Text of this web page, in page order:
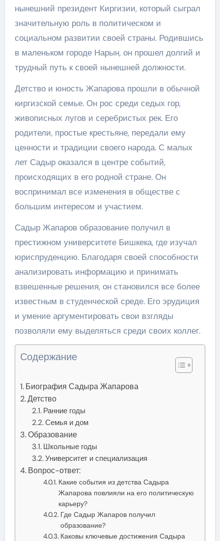
нынешний президент Киргизии, который сыграл
значительную роль в политическом и
социальном развитии своей страны. Родившись
в маленьком городе Нарын, он прошел долгий и
трудный путь к своей нынешней должности.
Детство и юность Жапарова прошли в обычной
киргизской семье. Он рос среди седых гор,
живописных лугов и серебристых рек. Его
родители, простые крестьяне, передали ему
ценности и традиции своего народа. С малых
лет Садыр оказался в центре событий,
происходящих в его родной стране. Он
воспринимал все изменения в обществе с
большим интересом и участием.
Садыр Жапаров образование получил в
престижном университете Бишкека, где изучал
юриспруденцию. Благодаря своей способности
анализировать информацию и принимать
взвешенные решения, он становился все более
известным в студенческой среде. Его эрудиция
и умение аргументировать свои взгляды
позволяли ему выделяться среди своих коллег.
Содержание
Биография Садыра Жапарова
Детство
Ранние годы
Семья и дом
Образование
Школьные годы
Университет и специализация
Вопрос-ответ:
Какие события из детства Садыра
Жапарова повлияли на его политическую
карьеру?
Где Садыр Жапаров получил
образование?
Каковы ключевые достижения Садыра